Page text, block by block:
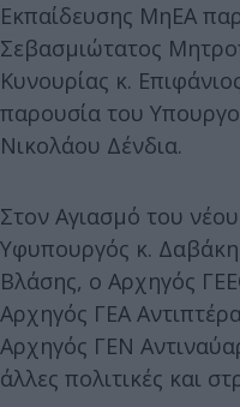
Εκπαίδευσης ΜηΕΑ
Σεβασμιώτατος
Κυνουρίας κ.
παρουσία του
Νικολάου Δένδια.
Στον Αγιασμό του
Υφυπουργός κ.
Βλάσης, ο Αρχηγός
Αρχηγός ΓΕΑ
Αρχηγός ΓΕΝ
άλλες πολιτικές και